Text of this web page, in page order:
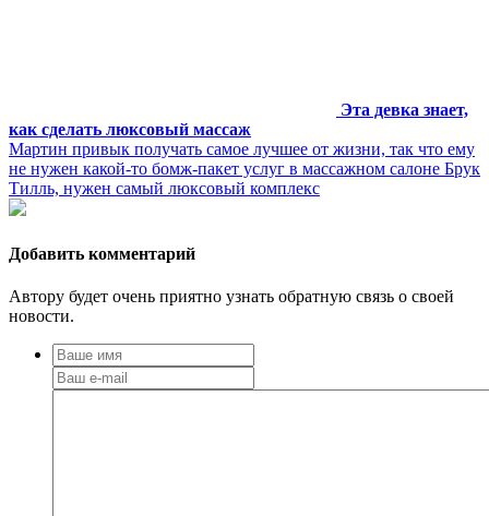
Эта девка знает,
как сделать люксовый массаж
Мартин привык получать самое лучшее от жизни, так что ему
не нужен какой-то бомж-пакет услуг в массажном салоне Брук
Тилль, нужен самый люксовый комплекс
Добавить комментарий
Автору будет очень приятно узнать обратную связь о своей
новости.